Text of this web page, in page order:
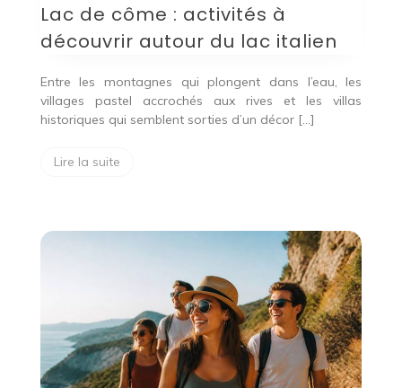
Lac de côme : activités à
découvrir autour du lac italien
Entre les montagnes qui plongent dans l’eau, les
villages pastel accrochés aux rives et les villas
historiques qui semblent sorties d’un décor […]
Lire la suite